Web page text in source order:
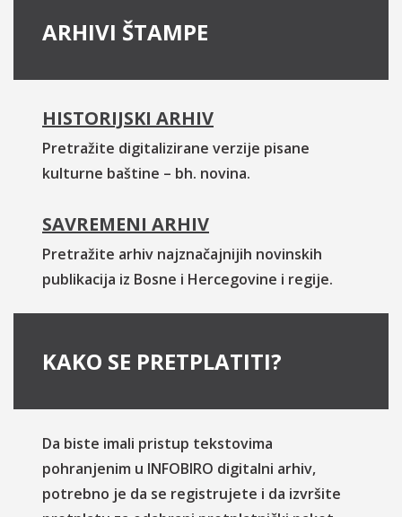
ARHIVI ŠTAMPE
HISTORIJSKI ARHIV
Pretražite digitalizirane verzije pisane
kulturne baštine – bh. novina.
SAVREMENI ARHIV
Pretražite arhiv najznačajnijih novinskih
publikacija iz Bosne i Hercegovine i regije.
KAKO SE PRETPLATITI?
Da biste imali pristup tekstovima
pohranjenim u INFOBIRO digitalni arhiv,
potrebno je da se registrujete i da izvršite